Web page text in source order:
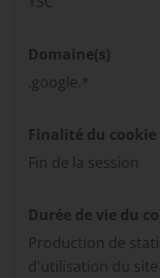
Domaine(s)
.google.*
Finalité du cookie
Fin de la session
Durée de vie du
Production de
d'utilisation du site